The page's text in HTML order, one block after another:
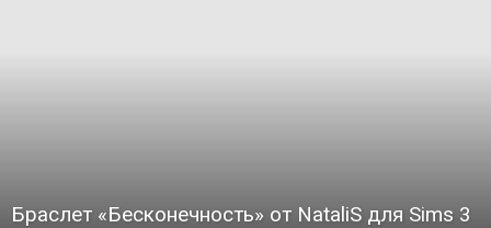
Браслет «Бесконечность» от NataliS для Sims 3